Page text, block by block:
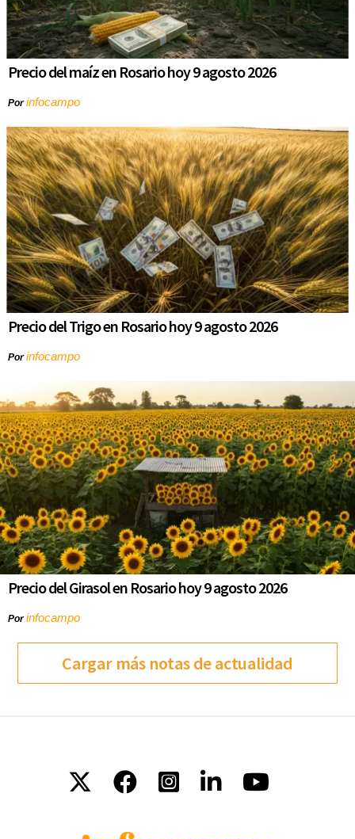
Precio del maíz en Rosario hoy 9 agosto 2026
Porinfocampo
Precio del Trigo en Rosario hoy 9 agosto 2026
Porinfocampo
Precio del Girasol en Rosario hoy 9 agosto 2026
Porinfocampo
Cargar más notas de actualidad